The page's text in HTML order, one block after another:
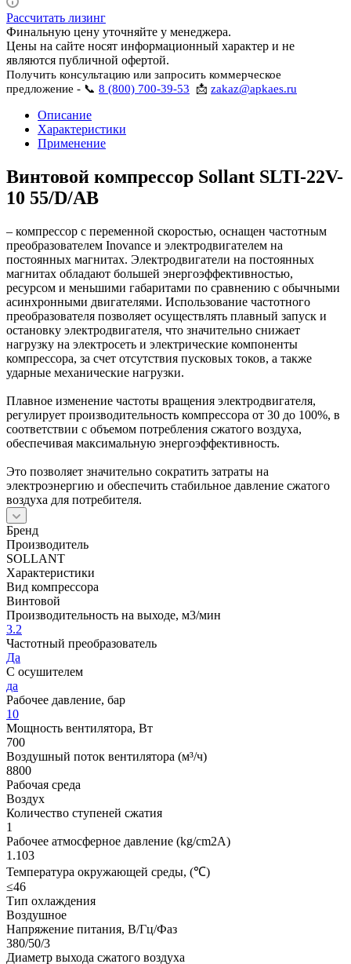
Рассчитать лизинг
Финальную цену уточняйте у менеджера.
Цены на сайте носят информационный характер и не
являются публичной офертой.
Получить консультацию или запросить коммерческое
предложение - 📞 8 (800) 700-39-53 📩 zakaz@apkaes.ru
Описание
Характеристики
Применение
Винтовой компрессор Sollant SLTI-22V-
10 55/D/AB
– компрессор с переменной скоростью, оснащен частотным
преобразователем Inovance и электродвигателем на
постоянных магнитах. Электродвигатели на постоянных
магнитах обладают большей энергоэффективностью,
ресурсом и меньшими габаритами по сравнению с обычными
асинхронными двигателями. Использование частотного
преобразователя позволяет осуществлять плавный запуск и
остановку электродвигателя, что значительно снижает
нагрузку на электросеть и электрические компоненты
компрессора, за счет отсутствия пусковых токов, а также
ударные механические нагрузки.
Плавное изменение частоты вращения электродвигателя,
регулирует производительность компрессора от 30 до 100%, в
соответствии с объемом потребления сжатого воздуха,
обеспечивая максимальную энергоэффективность.
Это позволяет значительно сократить затраты на
электроэнергию и обеспечить стабильное давление сжатого
воздуха для потребителя.
Бренд
Производитель
SOLLANT
Характеристики
Вид компрессора
Винтовой
Производительность на выходе, м3/мин
3.2
Частотный преобразователь
Да
С осушителем
да
Рабочее давление, бар
10
Мощность вентилятора, Вт
700
Воздушный поток вентилятора (м³/ч)
8800
Рабочая среда
Воздух
Количество ступеней сжатия
1
Рабочее атмосферное давление (kg/cm2A)
1.103
Температура окружающей среды, (℃)
≤46
Тип охлаждения
Воздушное
Напряжение питания, В/Гц/Фаз
380/50/3
Диаметр выхода сжатого воздуха